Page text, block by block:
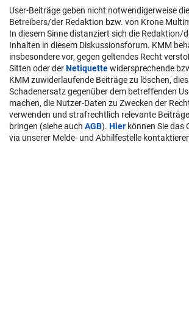
User-Beiträge geben nicht notwendigerweise
Betreibers/der Redaktion bzw. von Krone
In diesem Sinne distanziert sich die Redaktion/
Inhalten in diesem Diskussionsforum. KMM
insbesondere vor, gegen geltendes Recht
Sitten oder derNetiquettewidersprechende
KMM zuwiderlaufende Beiträge zu löschen,
Schadenersatz gegenüber dem betreffenden
machen, die Nutzer-Daten zu Zwecken der
verwenden und strafrechtlich relevante
bringen (siehe auch AGB). Hier können Sie das
via unserer Melde- und Abhilfestelle